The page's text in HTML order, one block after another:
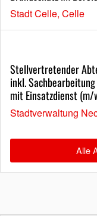
Stadt Celle, Celle
Stellvertretender
inkl.
mit Einsatzdienst
Stadtverwaltung
Alle